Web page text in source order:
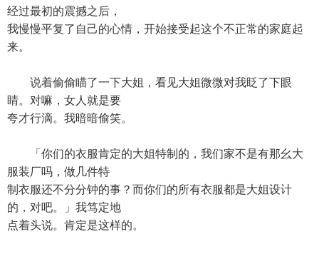
经过最初的震撼之后，
我慢慢平复了自己的心情，开始接受起这个不正常的家庭起
来。
说着偷偷瞄了一下大姐，看见大姐微微对我眨了下眼
睛。对嘛，女人就是要
夸才行滴。我暗暗偷笑。
「你们的衣服肯定的大姐特制的，我们家不是有那幺大
服装厂吗，做几件特
制衣服还不分分钟的事？而你们的所有衣服都是大姐设计
的，对吧。」我笃定地
点着头说。肯定是这样的。